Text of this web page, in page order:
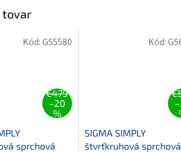
tovar
€479
–20
%
sprchová
Kód:GS5580
SIGMA SIMPLY
štvrťkruhová sprchová
Kód: